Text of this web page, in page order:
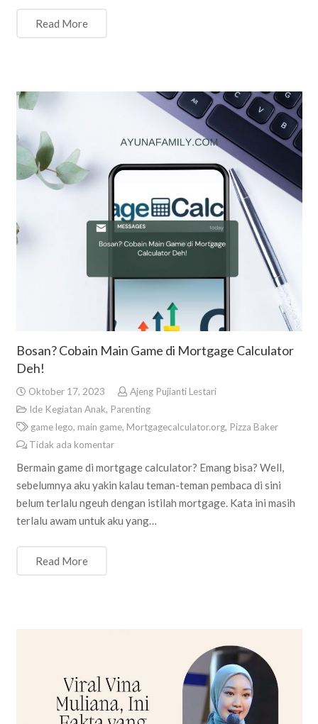
Read More
Bosan? Cobain Main Game di Mortgage Calculator
Deh!
Oktober 17, 2023
Ajeng Pujianti Lestari
Ide Kegiatan Anak, Parenting
game lego, main game, Mortgagecalculator.org, Pizza Baker
Tidak ada komentar
Bermain game di mortgage calculator? Emang bisa? Well,
sebelumnya aku yakin kalau teman-teman pembaca di sini
belum terlalu ngeuh dengan istilah mortgage. Kata ini masih
terlalu awam untuk aku yang…
Read More